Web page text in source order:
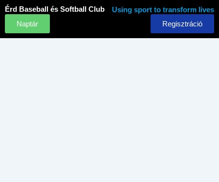
Skip
to
content
Érd Baseball és Softball Club
Using sport to transform lives
Naptár
Regisztráció